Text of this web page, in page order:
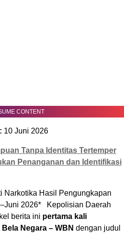
CONTENT
10 Juni 2026
Tanpa Identitas Tertemper
Penanganan dan Identifikasi
Narkotika Hasil Pengungkapan
2026* Kepolisian Daerah
berita ini pertama kali
Bela Negara – WBN dengan judul